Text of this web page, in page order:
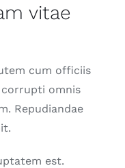
vitae
cum officiis
omnis
Repudiandae
est.